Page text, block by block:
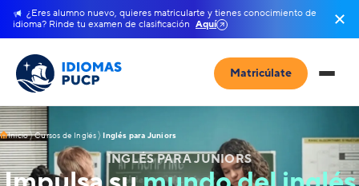
¿Eres alumno nuevo, quieres matricularte y tienes conocimiento de
idioma? Rinde tu examen de clasificación Aquí
Matricúlate
Inicio Cursos de Inglés Inglés para Juniors
INGLÉS PARA JUNIORS